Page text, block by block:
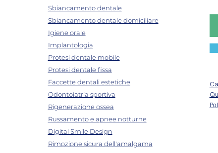
Sbiancamento dentale
Sbiancamento dentale domiciliare
Igiene orale
Implantologia
Protesi dentale mobile
Protesi dentale fissa
Faccette dentali estetiche
Odontoiatria sportiva
Rigenerazione ossea
Russamento e apnee notturne
Digital Smile Design
Rimozione sicura dell'amalgama